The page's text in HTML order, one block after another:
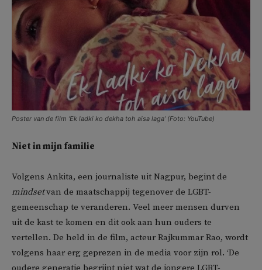
Poster van de film ‘Ek ladki ko dekha toh aisa laga’ (Foto: YouTube)
Niet in mijn familie
Volgens Ankita, een journaliste uit Nagpur, begint de
mindsetvan de maatschappij tegenover de LGBT-
gemeenschap te veranderen. Veel meer mensen durven
uit de kast te komen en dit ook aan hun ouders te
vertellen. De held in de film, acteur Rajkummar Rao, wordt
volgens haar erg geprezen in de media voor zijn rol. ‘De